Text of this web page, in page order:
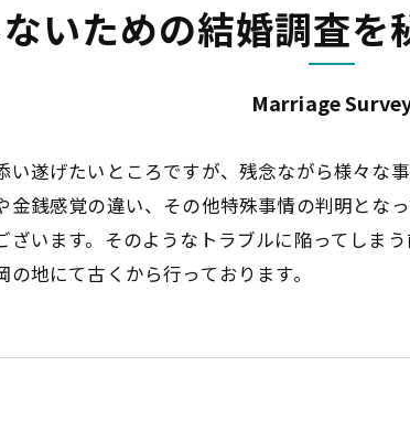
いための結婚調査を
Marriage
い遂げたいところですが、残念ながら様
銭感覚の違い、その他特殊事情の判明とな
います。そのようなトラブルに陥ってしま
地にて古くから行っております。